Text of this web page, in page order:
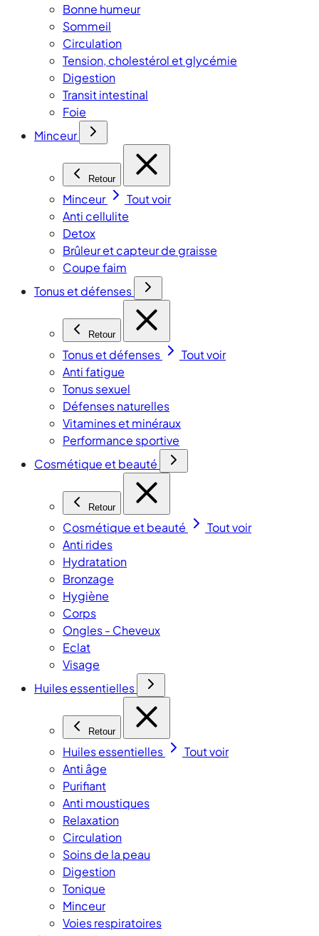
Bonne humeur
Sommeil
Circulation
Tension, cholestérol et glycémie
Digestion
Transit intestinal
Foie
Minceur
Retour
Minceur
Tout voir
Anti cellulite
Detox
Brûleur et capteur de graisse
Coupe faim
Tonus et défenses
Retour
Tonus et défenses
Tout voir
Anti fatigue
Tonus sexuel
Défenses naturelles
Vitamines et minéraux
Performance sportive
Cosmétique et beauté
Retour
Cosmétique et beauté
Tout voir
Anti rides
Hydratation
Bronzage
Hygiène
Corps
Ongles - Cheveux
Eclat
Visage
Huiles essentielles
Retour
Huiles essentielles
Tout voir
Anti âge
Purifiant
Anti moustiques
Relaxation
Circulation
Soins de la peau
Digestion
Tonique
Minceur
Voies respiratoires